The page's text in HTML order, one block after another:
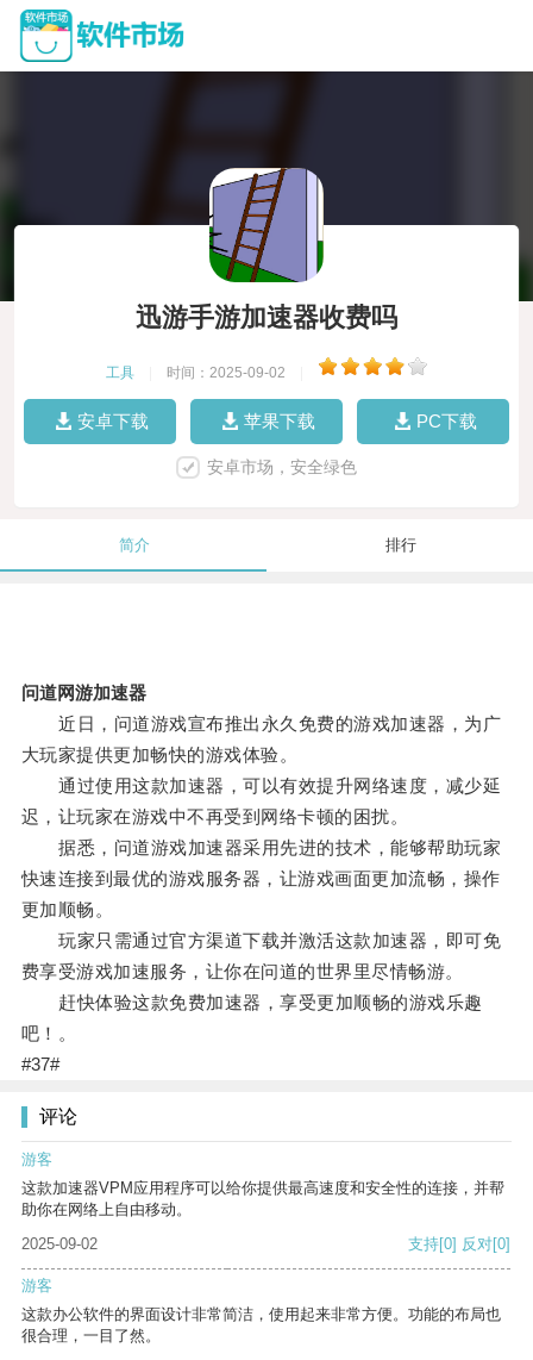
迅游手游加速器收费吗
工具 时间：2025-09-02
安卓下载 苹果下载 PC下载
安卓市场，安全绿色
简介 排行
问道网游加速器
近日，问道游戏宣布推出永久免费的游戏加速器，为广
大玩家提供更加畅快的游戏体验。
通过使用这款加速器，可以有效提升网络速度，减少延
迟，让玩家在游戏中不再受到网络卡顿的困扰。
据悉，问道游戏加速器采用先进的技术，能够帮助玩家
快速连接到最优的游戏服务器，让游戏画面更加流畅，操作
更加顺畅。
玩家只需通过官方渠道下载并激活这款加速器，即可免
费享受游戏加速服务，让你在问道的世界里尽情畅游。
赶快体验这款免费加速器，享受更加顺畅的游戏乐趣
吧！。
#37#
评论
游客
这款加速器VPM应用程序可以给你提供最高速度和安全性的连接，并帮
助你在网络上自由移动。
2025-09-02
支持[0] 反对[0]
游客
这款办公软件的界面设计非常简洁，使用起来非常方便。功能的布局也
很合理，一目了然。